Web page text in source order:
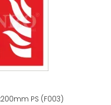
PS (F003)